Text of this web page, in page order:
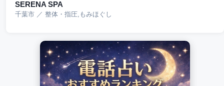
SERENA SPA
千葉市 ／ 整体・指圧,もみほぐし